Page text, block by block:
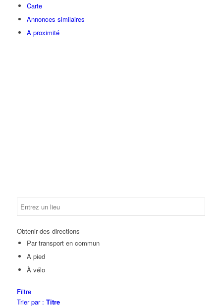
Carte
Annonces similaires
A proximité
Obtenir des directions
Par transport en commun
A pied
À vélo
Filtre
Trier par : Titre